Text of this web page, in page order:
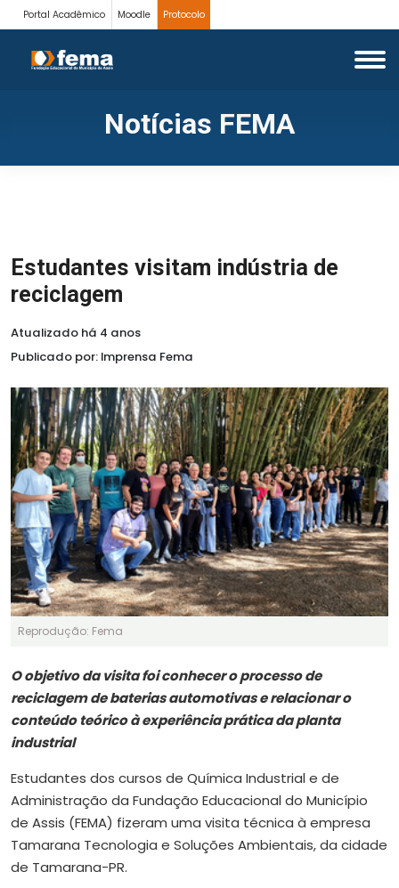
Portal Acadêmico Moodle Protocolo
Notícias FEMA
Estudantes visitam indústria de
reciclagem
Atualizado há 4 anos
Publicado por: Imprensa Fema
Reprodução: Fema
O objetivo da visita foi conhecer o processo de
reciclagem de baterias automotivas e relacionar o
conteúdo teórico à experiência prática da planta
industrial
Estudantes dos cursos de Química Industrial e de
Administração da Fundação Educacional do Município
de Assis (FEMA) fizeram uma visita técnica à empresa
Tamarana Tecnologia e Soluções Ambientais, da cidade
de Tamarana-PR.